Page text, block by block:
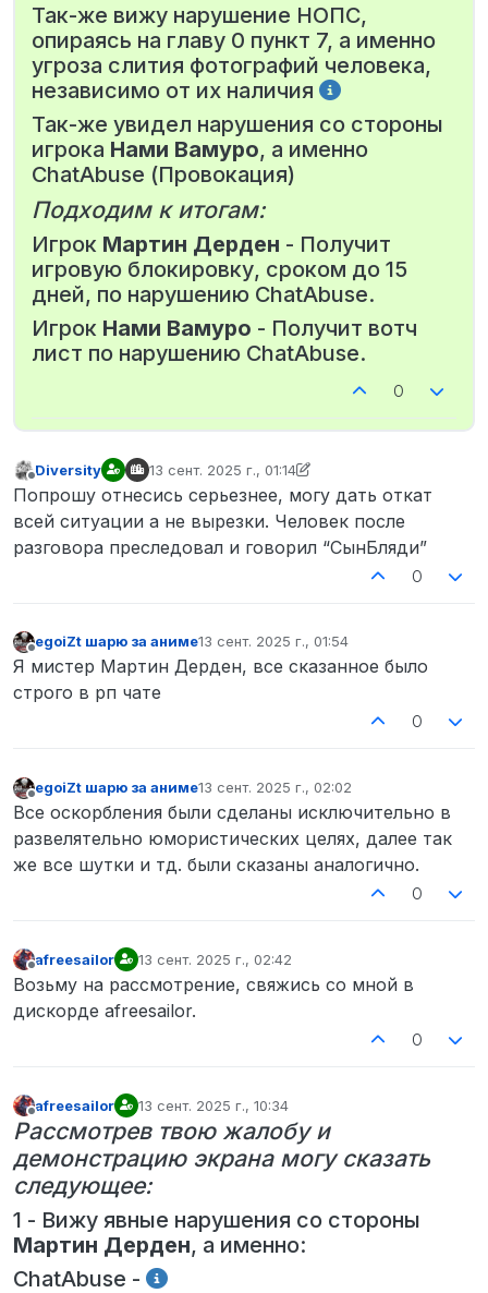
Так-же вижу нарушение НОПС,
опираясь на главу 0 пункт 7, а именно
угроза слития фотографий человека,
независимо от их наличия
Так-же увидел нарушения со стороны
игрока Нами Вамуро, а именно
ChatAbuse (Провокация)
Подходим к итогам:
Игрок Мартин Дерден - Получит
игровую блокировку, сроком до 15
дней, по нарушению ChatAbuse.
Игрок Нами Вамуро - Получит вотч
лист по нарушению ChatAbuse.
0
Diversity 13 сент. 2025 г., 01:14
отредактировано Diversity
Попрошу отнесись серьезнее, могу дать откат
всей ситуации а не вырезки. Человек после
разговора преследовал и говорил “СынБляди”
0
egoiZt шарю за аниме13 сент. 2025 г., 01:54
отредактировано
Я мистер Мартин Дерден, все сказанное было
строго в рп чате
0
egoiZt шарю за аниме13 сент. 2025 г., 02:02
отредактировано
Все оскорбления были сделаны исключительно в
развелятельно юмористических целях, далее так
же все шутки и тд. были сказаны аналогично.
0
afreesailor 13 сент. 2025 г., 02:42
отредактировано
Возьму на рассмотрение, свяжись со мной в
дискорде afreesailor.
0
afreesailor 13 сент. 2025 г., 10:34
отредактировано
Рассмотрев твою жалобу и
демонстрацию экрана могу сказать
следующее:
1 - Вижу явные нарушения со стороны
Мартин Дерден, а именно:
ChatAbuse -